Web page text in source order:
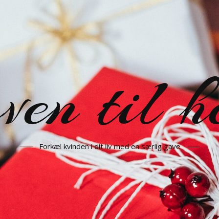
til
Forkæl kvinden i dit liv med en særlig gave